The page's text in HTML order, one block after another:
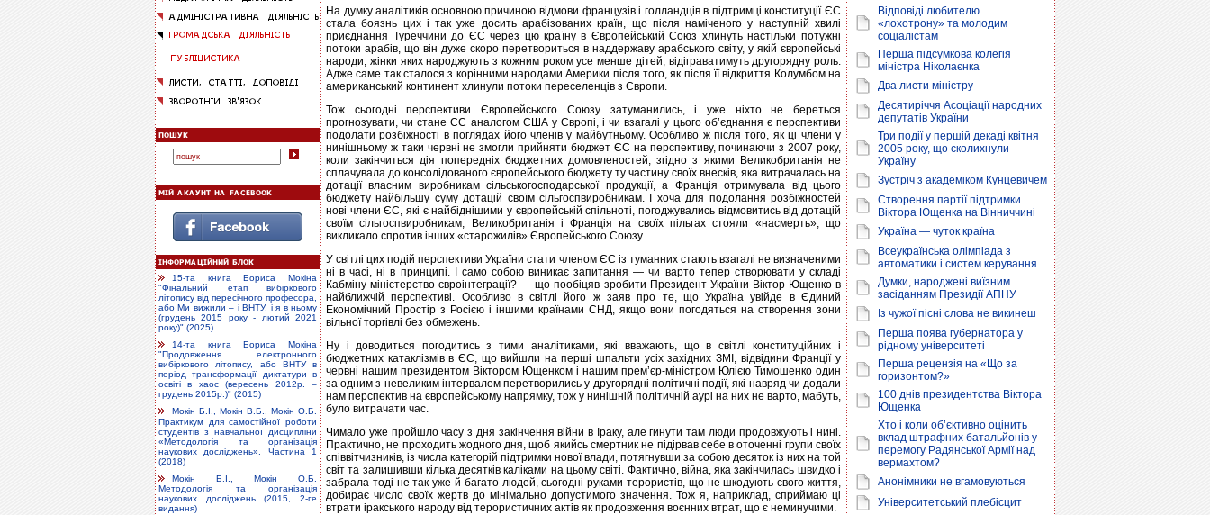
15-та книга Бориса Мокіна
"Фінальний етап вибіркового
літопису від пересічного професора,
або Ми вижили – і ВНТУ, і я в ньому
(грудень 2015 року - лютий 2021
року)" (2025)
14-та книга Бориса Мокіна
"Продовження електронного
вибіркового літопису, або ВНТУ в
період трансформації диктатури в
освіті в хаос (вересень 2012р. –
грудень 2015р.)" (2015)
Мокін Б.І., Мокін В.Б., Мокін О.Б.
Практикум для самостійної роботи
студентів з навчальної дисципліни
«Методологія та організація
наукових досліджень». Частина 1
(2018)
Мокін Б.І., Мокін О.Б.
Методологія та організація
наукових досліджень (2015, 2-ге
видання)
На думку аналітиків основною причиною відмови французів і голландців в підтримці конституції ЄС
стала боязнь цих і так уже досить арабізованих країн, що після наміченого у наступній хвилі
приєднання Туреччини до ЄС через цю країну в Європейський Союз хлинуть настільки потужні
потоки арабів, що він дуже скоро перетвориться в наддержаву арабського світу, у якій європейські
народи, жінки яких народжують з кожним роком усе менше дітей, відіграватимуть другорядну роль.
Адже саме так сталося з корінними народами Америки після того, як після її відкриття Колумбом на
американський континент хлинули потоки переселенців з Європи.
Тож сьогодні перспективи Європейського Союзу затуманились, і уже ніхто не береться
прогнозувати, чи стане ЄС аналогом США у Європі, і чи взагалі у цього об’єднання є перспективи
подолати розбіжності в поглядах його членів у майбутньому. Особливо ж після того, як ці члени у
нинішньому ж таки червні не змогли прийняти бюджет ЄС на перспективу, починаючи з 2007 року,
коли закінчиться дія попередніх бюджетних домовленостей, згідно з якими Великобританія не
сплачувала до консолідованого європейського бюджету ту частину своїх внесків, яка витрачалась на
дотації власним виробникам сільськогосподарської продукції, а Франція отримувала від цього
бюджету найбільшу суму дотацій своїм сільгоспвиробникам. І хоча для подолання розбіжностей
нові члени ЄС, які є найбіднішими у європейській спільноті, погоджувались відмовитись від дотацій
своїм сільгоспвиробникам, Великобританія і Франція на своїх пільгах стояли «насмерть», що
викликало спротив інших «старожилів» Європейського Союзу.
У світлі цих подій перспективи України стати членом ЄС із туманних стають взагалі не визначеними
ні в часі, ні в принципі. І само собою виникає запитання — чи варто тепер створювати у складі
Кабміну міністерство євроінтеграції? — що пообіцяв зробити Президент України Віктор Ющенко в
найближчій перспективі. Особливо в світлі його ж заяв про те, що Україна увійде в Єдиний
Економічний Простір з Росією і іншими країнами СНД, якщо вони погодяться на створення зони
вільної торгівлі без обмежень.
Ну і доводиться погодитись з тими аналітиками, які вважають, що в світлі конституційних і
бюджетних катаклізмів в ЄС, що вийшли на перші шпальти усіх західних ЗМІ, відвідини Франції у
червні нашим президентом Віктором Ющенком і нашим прем’єр-міністром Юлiєю Тимошенко один
за одним з невеликим інтервалом перетворились у другорядні політичні події, які навряд чи додали
нам перспектив на європейському напрямку, тож у нинішній політичній аурі на них не варто, мабуть,
було витрачати час.
Чимало уже пройшло часу з дня закінчення війни в Іраку, але гинути там люди продовжують і нині.
Практично, не проходить жодного дня, щоб якийсь смертник не підірвав себе в оточенні групи своїх
співвітчизників, із числа категорій підтримки нової влади, потягнувши за собою десяток із них на той
світ та залишивши кілька десятків каліками на цьому світі. Фактично, війна, яка закінчилась швидко і
забрала тоді не так уже й багато людей, сьогодні руками терористів, що не шкодують свого життя,
добирає число своїх жертв до мінімально допустимого значення. Тож я, наприклад, сприймаю ці
втрати іракського народу від терористичних актів як продовження воєнних втрат, що є неминучими.
Відповіді любителю
«лохотрону» та молодим
соціалістам
Перша підсумкова колегія
міністра Ніколаєнка
Два листи міністру
Десятиріччя Асоціації народних
депутатів України
Три події у першій декаді квітня
2005 року, що сколихнули
Україну
Зустріч з академіком Кунцевичем
Створення партії підтримки
Віктора Ющенка на Вінниччині
Україна — чуток країна
Всеукраїнська олімпіада з
автоматики і систем керування
Думки, народжені виїзним
засіданням Президії АПНУ
Із чужої пісні слова не викинеш
Перша поява губернатора у
рідному університеті
Перша рецензія на «Що за
горизонтом?»
100 днів президентства Віктора
Ющенка
Хто і коли об’єктивно оцінить
вклад штрафних батальйонів у
перемогу Радянської Армії над
вермахтом?
Анонімники не вгамовуються
Університетський плебісцит